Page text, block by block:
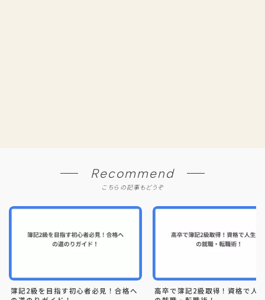
Recommend
こちらの記事もどうぞ
簿記2級を目指す初心者必見！合格へ
高卒で簿記2級取得！資格で人